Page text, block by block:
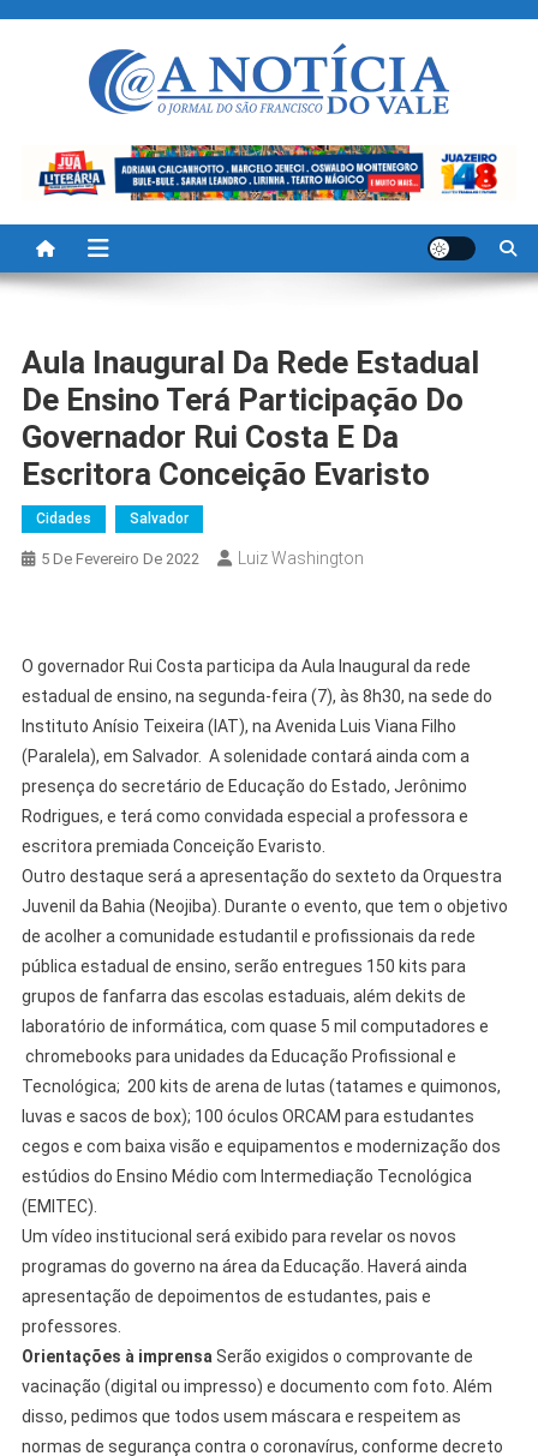
A Noticia Do Vale
Aula Inaugural Da Rede Estadual
De Ensino Terá Participação Do
Governador Rui Costa E Da
Escritora Conceição Evaristo
Cidades Salvador
5 De Fevereiro De 2022 Luiz Washington
O governador Rui Costa participa da Aula Inaugural da rede
estadual de ensino, na segunda-feira (7), às 8h30, na sede do
Instituto Anísio Teixeira (IAT), na Avenida Luis Viana Filho
(Paralela), em Salvador. A solenidade contará ainda com a
presença do secretário de Educação do Estado, Jerônimo
Rodrigues, e terá como convidada especial a professora e
escritora premiada Conceição Evaristo.
Outro destaque será a apresentação do sexteto da Orquestra
Juvenil da Bahia (Neojiba). Durante o evento, que tem o objetivo
de acolher a comunidade estudantil e profissionais da rede
pública estadual de ensino, serão entregues 150 kits para
grupos de fanfarra das escolas estaduais, além dekits de
laboratório de informática, com quase 5 mil computadores e
chromebooks para unidades da Educação Profissional e
Tecnológica; 200 kits de arena de lutas (tatames e quimonos,
luvas e sacos de box); 100 óculos ORCAM para estudantes
cegos e com baixa visão e equipamentos e modernização dos
estúdios do Ensino Médio com Intermediação Tecnológica
(EMITEC).
Um vídeo institucional será exibido para revelar os novos
programas do governo na área da Educação. Haverá ainda
apresentação de depoimentos de estudantes, pais e
professores.
Orientações à imprensaSerão exigidos o comprovante de
vacinação (digital ou impresso) e documento com foto. Além
disso, pedimos que todos usem máscara e respeitem as
normas de segurança contra o coronavírus, conforme decreto